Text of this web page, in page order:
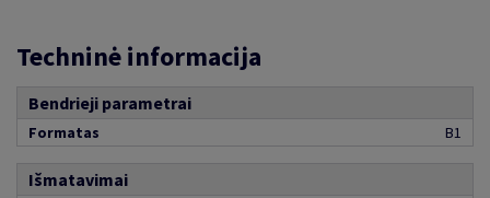
Techninė informacija
Bendrieji parametrai
Formatas B1
Išmatavimai